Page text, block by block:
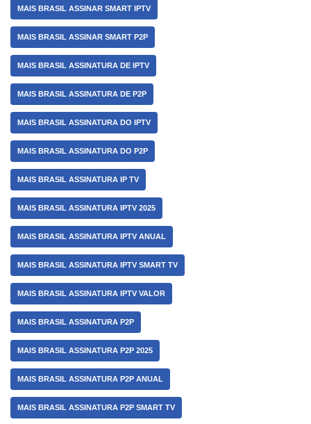
MAIS BRASIL ASSINAR SMART IPTV
MAIS BRASIL ASSINAR SMART P2P
MAIS BRASIL ASSINATURA DE IPTV
MAIS BRASIL ASSINATURA DE P2P
MAIS BRASIL ASSINATURA DO IPTV
MAIS BRASIL ASSINATURA DO P2P
MAIS BRASIL ASSINATURA IP TV
MAIS BRASIL ASSINATURA IPTV 2025
MAIS BRASIL ASSINATURA IPTV ANUAL
MAIS BRASIL ASSINATURA IPTV SMART TV
MAIS BRASIL ASSINATURA IPTV VALOR
MAIS BRASIL ASSINATURA P2P
MAIS BRASIL ASSINATURA P2P 2025
MAIS BRASIL ASSINATURA P2P ANUAL
MAIS BRASIL ASSINATURA P2P SMART TV